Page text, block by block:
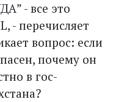
- все это
- перечисляет
вопрос: если
почему он
в гос­